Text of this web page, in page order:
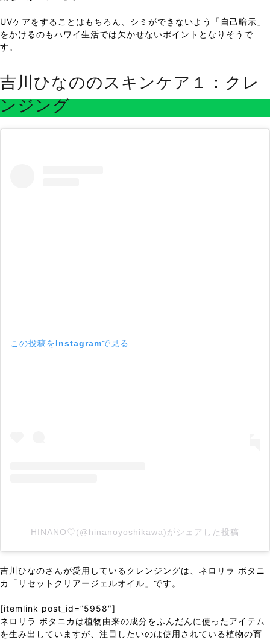
UVケアをすることはもちろん、シミができないよう「自己暗示」
をかけるのもハワイ生活では欠かせないポイントとなりそうで
す。
吉川ひなののスキンケア１：クレ
ンジング
この投稿をInstagramで見る
HINANO♡(@hinanoyoshikawa)がシェアした投稿
吉川ひなのさんが愛用しているクレンジングは、ネロリラ ボタニ
カ「リセットクリアージェルオイル」です。
[itemlink post_id=”5958″]
ネロリラ ボタニカは植物由来の成分をふんだんに使ったアイテム
を生み出していますが、注目したいのは使用されている植物の育